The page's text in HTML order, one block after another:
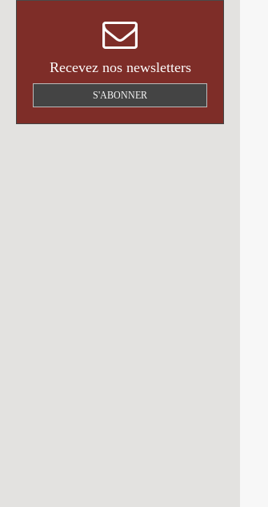
Recevez nos newsletters
S'ABONNER